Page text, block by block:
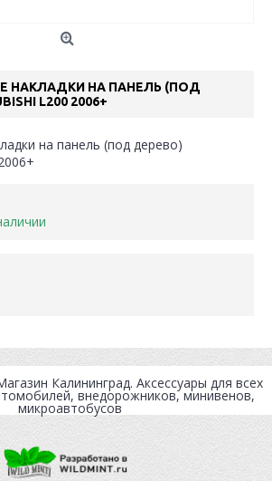
НАКЛАДКИ НА ПАНЕЛЬ (ПОД
L200 2006+
на панель (под дерево)
Калининград. Аксессуары для всех
внедорожников, минивенов,
микроавтобусов